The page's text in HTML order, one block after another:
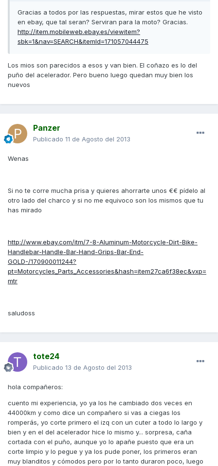
Gracias a todos por las respuestas, mirar estos que he visto
en ebay, que tal seran? Serviran para la moto? Gracias.
http://item.mobileweb.ebay.es/viewitem?
sbk=1&nav=SEARCH&itemId=171057044475
Los mios son parecidos a esos y van bien. El coñazo es lo del
puño del acelerador. Pero bueno luego quedan muy bien los
nuevos
Panzer
Publicado 11 de Agosto del 2013
Wenas
Si no te corre mucha prisa y quieres ahorrarte unos €€ pídelo al
otro lado del charco y si no me equivoco son los mismos que tu
has mirado
http://www.ebay.com/itm/7-8-Aluminum-Motorcycle-Dirt-Bike-
Handlebar-Handle-Bar-Hand-Grips-Bar-End-
GOLD-/170900011244?
pt=Motorcycles_Parts_Accessories&hash=item27ca6f38ec&vxp=
mtr
saludoss
tote24
Publicado 13 de Agosto del 2013
hola compañeros:
cuento mi experiencia, yo ya los he cambiado dos veces en
44000km y como dice un compañero si vas a ciegas los
romperás, yo corte primero el izq con un cuter a todo lo largo y
bien y en el del acelerador hice lo mismo y... sorpresa, caña
cortada con el puño, aunque yo lo apañe puesto que era un
corte limpio y lo pegue y ya los pude poner, los primeros eran
muy blanditos y cómodos pero por lo tanto duraron poco, luego